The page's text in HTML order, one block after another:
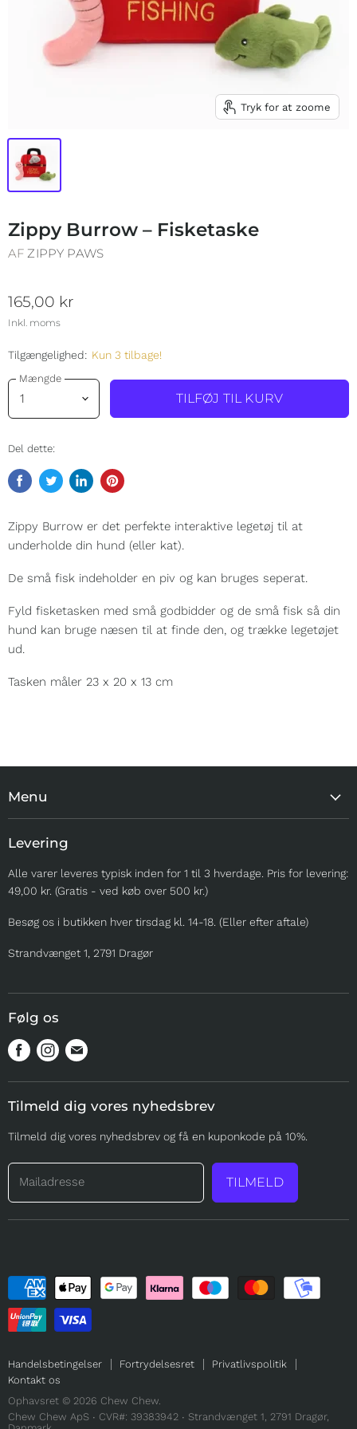
Tryk for at zoome
Zippy Burrow – Fisketaske
AFZIPPY PAWS
165,00 kr
Inkl. moms
Tilgængelighed: Kun 3 tilbage!
Mængde
TILFØJ TIL KURV
Del dette:
Del
Facebook
Tweet
Twitter
Del
LinkedIn
Pin
Pinterest
Zippy Burrow er det perfekte interaktive legetøj til at
underholde din hund (eller kat).
De små fisk indeholder en piv og kan bruges seperat.
Fyld fisketasken med små godbidder og de små fisk så din
hund kan bruge næsen til at finde den, og trække legetøjet
ud.
Tasken måler 23 x 20 x 13 cm
Menu
TIL HJEMMET
TIL TUREN
TIL UDSTILLING
TIL OPDRÆTTERE
SOMMER
Levering
Alle varer leveres typisk inden for 1 til 3 hverdage. Pris for levering:
49,00 kr. (Gratis - ved køb over 500 kr.)
Besøg os i butikken hver tirsdag kl. 14-18. (Eller efter aftale)
Strandvænget 1, 2791 Dragør
Følg os
Find
Facebook
Find
Instagram
Find
Mail
Tilmeld dig vores nyhedsbrev
Tilmeld dig vores nyhedsbrev og få en kuponkode på 10%.
Mailadresse TILMELD
Handelsbetingelser Fortrydelsesret
Privatlivspolitik
Kontakt os
Ophavsret © 2026 Chew Chew.
Chew Chew ApS ∙ CVR#: 39383942 ∙ Strandvænget 1, 2791 Dragør,